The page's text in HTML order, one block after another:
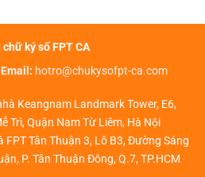
chữ ký số FPT CA
Email: hotro@chukysofpt-ca.com
Keangnam Landmark Tower, E6,
Trì, Quận Nam Từ Liêm, Hà Nội
FPT Tân Thuận 3, Lô B3, Đường Sáng
P. Tân Thuận Đông, Q.7, TP.HCM